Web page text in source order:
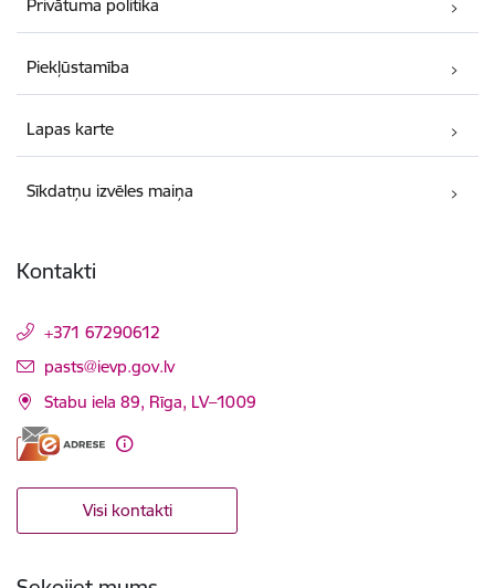
Privātuma politika
Piekļūstamība
Lapas karte
Sīkdatņu izvēles maiņa
Kontakti
+371 67290612
E-pasts:
pasts@ievp.gov.lv
Stabu iela 89, Rīga, LV–1009
Visi kontakti